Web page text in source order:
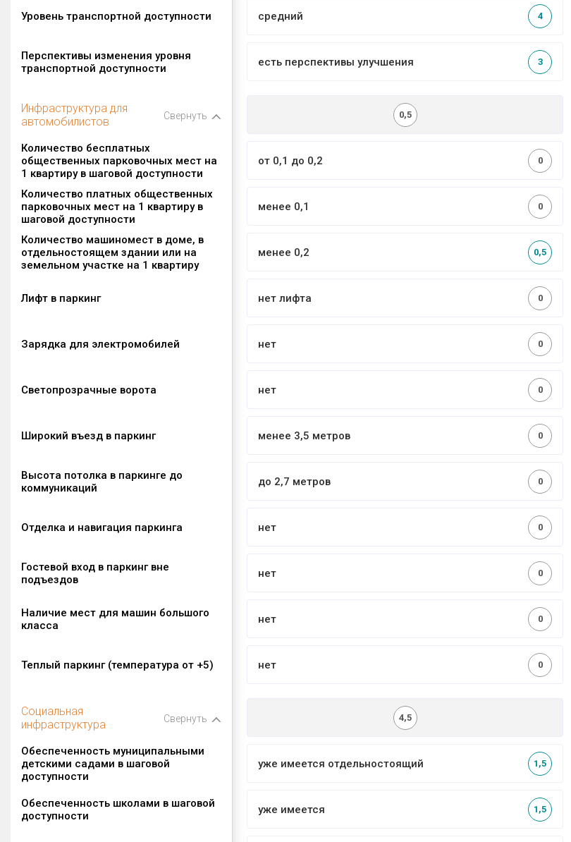
Уровень транспортной доступности средний 4
Перспективы изменения уровня
транспортной доступности
есть перспективы улучшения 3
Инфраструктура для
автомобилистов
Свернуть 0,5
Количество бесплатных
общественных парковочных мест на
1 квартиру в шаговой доступности
от 0,1 до 0,2 0
Количество платных общественных
парковочных мест на 1 квартиру в
шаговой доступности
менее 0,1 0
Количество машиномест в доме, в
отдельностоящем здании или на
земельном участке на 1 квартиру
менее 0,2 0,5
Лифт в паркинг нет лифта 0
Зарядка для электромобилей нет 0
Светопрозрачные ворота нет 0
Широкий въезд в паркинг менее 3,5 метров 0
Высота потолка в паркинге до
коммуникаций
до 2,7 метров 0
Отделка и навигация паркинга нет 0
Гостевой вход в паркинг вне
подъездов
нет 0
Наличие мест для машин большого
класса
нет 0
Теплый паркинг (температура от +5) нет 0
Социальная
инфраструктура
Свернуть 4,5
Обеспеченность муниципальными
детскими садами в шаговой
доступности
уже имеется отдельностоящий 1,5
Обеспеченность школами в шаговой
доступности
уже имеется 1,5